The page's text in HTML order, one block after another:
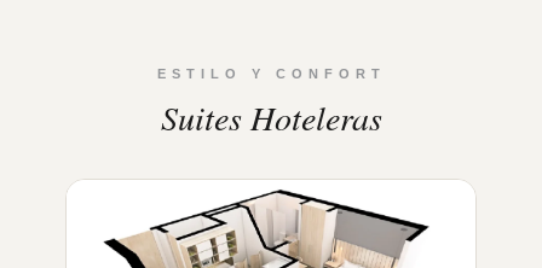
ESTILO Y CONFORT
Suites Hoteleras